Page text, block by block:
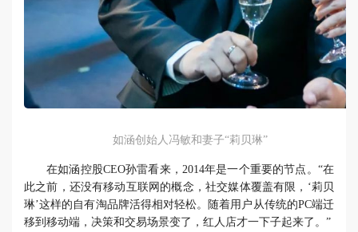
如涵创始人冯敏和妻子“莉贝琳”
在如涵控股CEO孙雷看来，2014年是一个重要的节点。“在
此之前，还没有移动互联网的概念，社交媒体覆盖有限，‘莉贝
琳’这样的自有淘品牌活得相对轻松。随着用户从传统的PC端迁
移到移动端，决策和交易场景变了，红人店才一下子起来了。”